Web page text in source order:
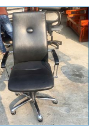
740,000₫.